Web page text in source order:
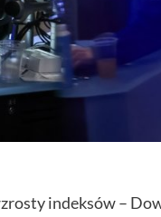
indeksów –